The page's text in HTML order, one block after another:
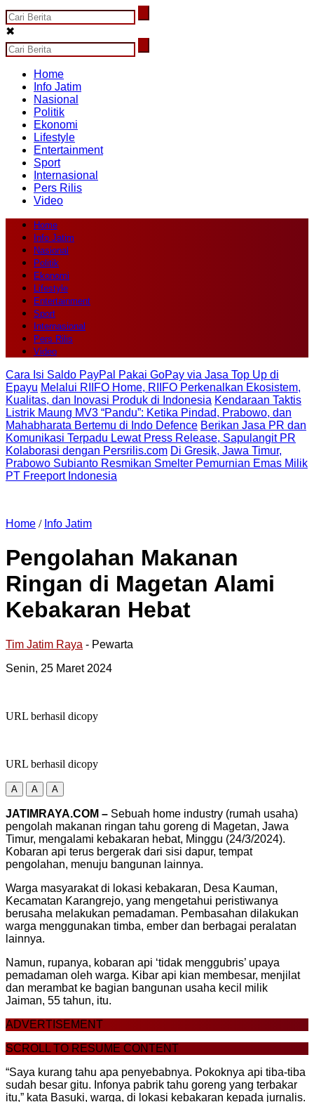
✖
Home
Info Jatim
Nasional
Politik
Ekonomi
Lifestyle
Entertainment
Sport
Internasional
Pers Rilis
Video
Home
Info Jatim
Nasional
Politik
Ekonomi
Lifestyle
Entertainment
Sport
Internasional
Pers Rilis
Video
Cara Isi Saldo PayPal Pakai GoPay via Jasa Top Up di
Epayu Melalui RIIFO Home, RIIFO Perkenalkan Ekosistem,
Kualitas, dan Inovasi Produk di Indonesia Kendaraan Taktis
Listrik Maung MV3 “Pandu”: Ketika Pindad, Prabowo, dan
Mahabharata Bertemu di Indo Defence Berikan Jasa PR dan
Komunikasi Terpadu Lewat Press Release, Sapulangit PR
Kolaborasi dengan Persrilis.com Di Gresik, Jawa Timur,
Prabowo Subianto Resmikan Smelter Pemurnian Emas Milik
PT Freeport Indonesia
Home / Info Jatim
Pengolahan Makanan
Ringan di Magetan Alami
Kebakaran Hebat
Tim Jatim Raya - Pewarta
Senin, 25 Maret 2024
URL berhasil dicopy
URL berhasil dicopy
A A A
JATIMRAYA.COM – Sebuah home industry (rumah usaha)
pengolah makanan ringan tahu goreng di Magetan, Jawa
Timur, mengalami kebakaran hebat, Minggu (24/3/2024).
Kobaran api terus bergerak dari sisi dapur, tempat
pengolahan, menuju bangunan lainnya.
Warga masyarakat di lokasi kebakaran, Desa Kauman,
Kecamatan Karangrejo, yang mengetahui peristiwanya
berusaha melakukan pemadaman. Pembasahan dilakukan
warga menggunakan timba, ember dan berbagai peralatan
lainnya.
Namun, rupanya, kobaran api ‘tidak menggubris’ upaya
pemadaman oleh warga. Kibar api kian membesar, menjilat
dan merambat ke bagian bangunan usaha kecil milik
Jaiman, 55 tahun, itu.
ADVERTISEMENT
SCROLL TO RESUME CONTENT
“Saya kurang tahu apa penyebabnya. Pokoknya api tiba-tiba
sudah besar gitu. Infonya pabrik tahu goreng yang terbakar
itu,” kata Basuki, warga, di lokasi kebakaran kepada jurnalis.